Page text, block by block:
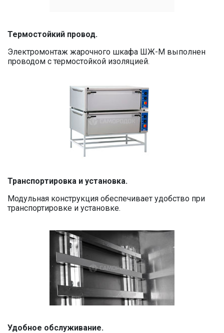
Термостойкий провод.
Электромонтаж жарочного шкафа ШЖ-М выполнен
проводом с термостойкой изоляцией.
Транспортировка и установка.
Модульная конструкция обеспечивает удобство при
транспортировке и установке.
Удобное обслуживание.